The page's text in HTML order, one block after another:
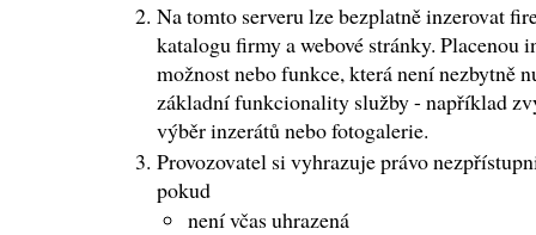
Na tomto serveru lze bezplatně inzerovat
katalogu firmy a webové stránky. Placenou
možnost nebo funkce, která není nezbytně
základní funkcionality služby - například
výběr inzerátů nebo fotogalerie.
Provozovatel si vyhrazuje právo
pokud
není včas uhrazená